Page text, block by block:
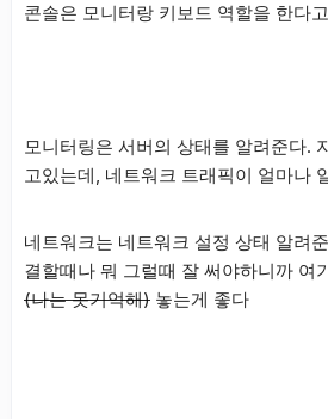
콘솔은 모니터랑 키보드 역할을 한다
모니터링은 서버의 상태를 알려준다.
고있는데, 네트워크 트래픽이 얼마나
네트워크는 네트워크 설정 상태 알려
결할때나 뭐 그럴때 잘 써야하니까 여
(나는 못기억해) 놓는게 좋다